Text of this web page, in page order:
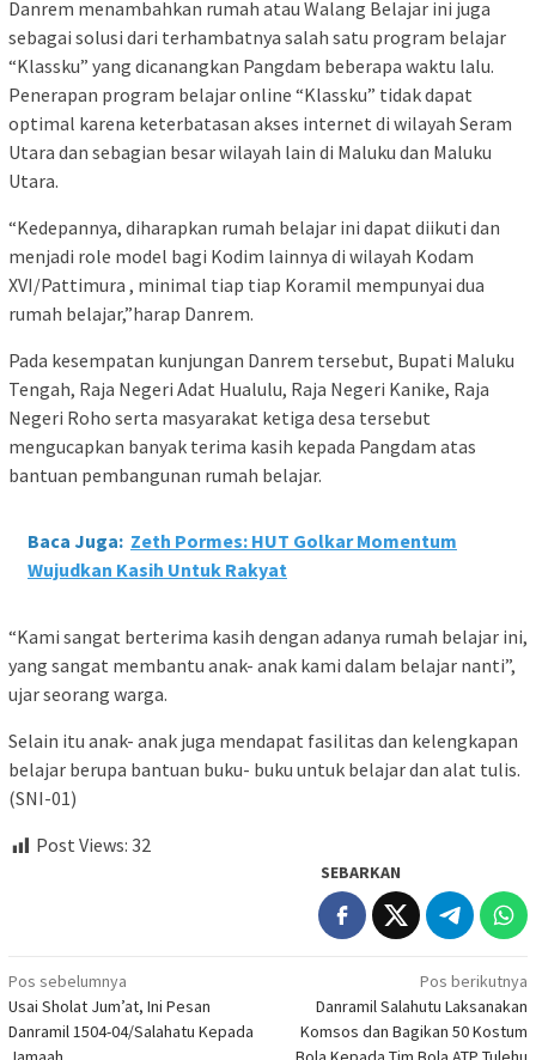
Danrem menambahkan rumah atau Walang Belajar ini juga
sebagai solusi dari terhambatnya salah satu program belajar
“Klassku” yang dicanangkan Pangdam beberapa waktu lalu.
Penerapan program belajar online “Klassku” tidak dapat
optimal karena keterbatasan akses internet di wilayah Seram
Utara dan sebagian besar wilayah lain di Maluku dan Maluku
Utara.
“Kedepannya, diharapkan rumah belajar ini dapat diikuti dan
menjadi role model bagi Kodim lainnya di wilayah Kodam
XVI/Pattimura , minimal tiap tiap Koramil mempunyai dua
rumah belajar,”harap Danrem.
Pada kesempatan kunjungan Danrem tersebut, Bupati Maluku
Tengah, Raja Negeri Adat Hualulu, Raja Negeri Kanike, Raja
Negeri Roho serta masyarakat ketiga desa tersebut
mengucapkan banyak terima kasih kepada Pangdam atas
bantuan pembangunan rumah belajar.
Baca Juga: Zeth Pormes: HUT Golkar Momentum
Wujudkan Kasih Untuk Rakyat
“Kami sangat berterima kasih dengan adanya rumah belajar ini,
yang sangat membantu anak- anak kami dalam belajar nanti”,
ujar seorang warga.
Selain itu anak- anak juga mendapat fasilitas dan kelengkapan
belajar berupa bantuan buku- buku untuk belajar dan alat tulis.
(SNI-01)
Post Views: 32
SEBARKAN
Navigasi
pos
Pos sebelumnya
Usai Sholat Jum’at, Ini Pesan
Danramil 1504-04/Salahatu Kepada
Pos berikutnya
Danramil Salahutu Laksanakan
Komsos dan Bagikan 50 Kostum